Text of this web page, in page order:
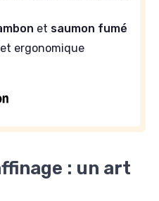
et saumon fumé
ergonomique
: un art